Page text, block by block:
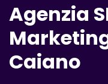
Agenzia
Caiano